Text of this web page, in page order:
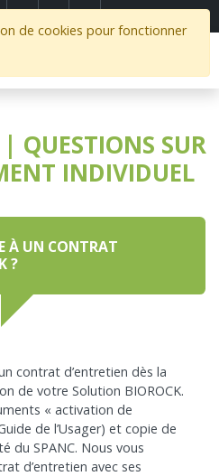
QUESTIONS SUR
INDIVIDUEL
À UN CONTRAT
?
contrat d’entretien dès la
de votre Solution BIOROCK.
« activation de
de l’Usager) et copie de
du SPANC. Nous vous
d’entretien avec ses
de cookies pour fonctionner